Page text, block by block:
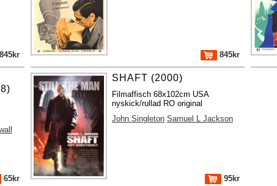
845kr 845kr
65kr
SHAFT (2000)
Filmaffisch 68x102cm USA
nyskick/rullad RO original
John Singleton Samuel L Jackson
95kr